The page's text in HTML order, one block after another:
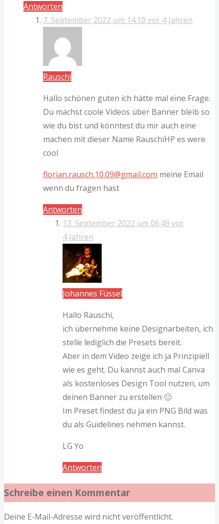
Antworten
7. September 2022 um 14:10 vor 4 Jahren
Rauschi
Hallo schönen guten ich hätte mal eine Frage.
Du machst coole Videos über Banner bleib so
wie du bist und könntest du mir auch eine
machen mit dieser Name RauschiHP es were
cool
florian.rausch.10.09@gmail.com meine Email
wenn du fragen hast
Antworten
13. September 2022 um 06:49 vor
4 Jahren
Johannes Füssel
Hallo Rauschi,
ich übernehme keine Designarbeiten, ich
stelle lediglich die Presets bereit.
Aber in dem Video zeige ich ja Prinzipiell
wie es geht. Du kannst auch mal Canva
als kostenloses Design Tool nutzen, um
deinen Banner zu erstellen 🙂
Im Preset findest du ja ein PNG Bild was
du als Guidelines nehmen kannst.
LG Yo
Antworten
Schreibe einen Kommentar
Deine E-Mail-Adresse wird nicht veröffentlicht.